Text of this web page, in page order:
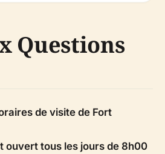
Questions
de visite de Fort
ouvert tous les jours de 8h00